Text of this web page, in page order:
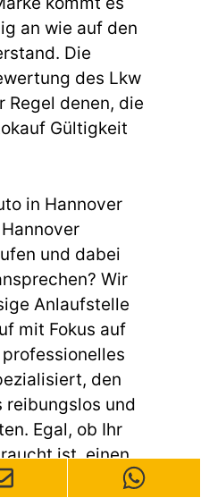
an wie auf den
Die
des Lkw
Regel denen, die
Gültigkeit
in Hannover
und dabei
Wir
Anlaufstelle
mit Fokus auf
den
reibungslos und
Egal, ob Ihr
ist, einen
oder andere